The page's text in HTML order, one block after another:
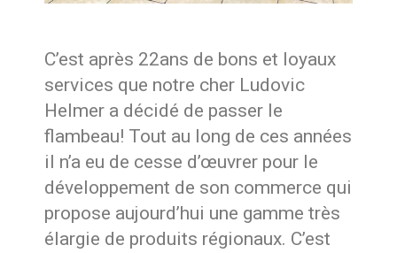
C’est après 22ans de bons et loyaux
services que notre cher Ludovic
Helmer a décidé de passer le
flambeau! Tout au long de ces années
il n’a eu de cesse d’œuvrer pour le
développement de son commerce qui
propose aujourd’hui une gamme très
élargie de produits régionaux. C’est